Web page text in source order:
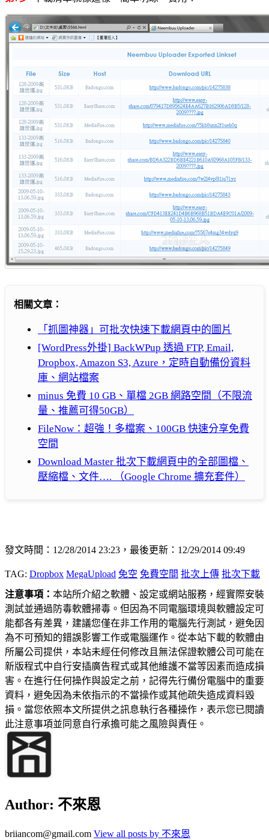
相關文章：
「抓圖神器」可批次快速下載網頁中的圖片
[WordPress外掛] BackWPup 透過 FTP, Email,
Dropbox, Amazon S3, Azure，定時自動備份資料
庫、網站檔案
minus 免費 10 GB、單檔 2GB 網路空間（不限流
量、推薦可得50GB）
FileNow：超強！多檔案、100GB 快速分享免費
空間
Download Master 批次下載網頁中的全部圖檔、
壓縮檔、文件…. （Google Chrome 擴充套件）
發文時間：12/28/2014 23:23，最後更新：12/29/2014 09:49
TAG: Dropbox MegaUpload 免空 免費空間 批次上傳 批次下載
注意事項： 本站所介紹之軟體、設定或網站服務，經實際安裝
測試並通過防毒軟體掃毒。但因為不同電腦環境與軟體設定可
能都各有差異，建議您僅在非工作用的電腦先行測試，避免因
為不可預知的錯誤影響工作或電腦運作。從本站下載的軟體由
所屬公司提供，本站未經任何修改且無法保證軟體公司可能在
新版程式中自行安插廣告程式或其他維護不當等因素而造成損
害。在進行任何操作與設定之前，記得先行備份電腦中的重要
資料，避免因為未依指示的不當操作或其他疏失造成資料毀
損。當您依照本文所提供之訊息執行各種操作，表示您已閱讀
此注意事項並同意自行承擔可能之風險與責任。
Author: 不來恩
briiancom@gmail.com View all posts by 不來恩